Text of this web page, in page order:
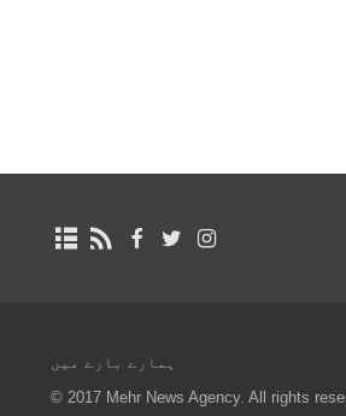
ہمارے بارے میں
© 2017 Mehr News Agency. All rights